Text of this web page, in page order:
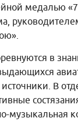
медалью
в
В
музыкальная